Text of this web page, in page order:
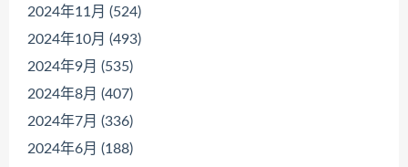
2024年11月 (524)
2024年10月 (493)
2024年9月 (535)
2024年8月 (407)
2024年7月 (336)
2024年6月 (188)